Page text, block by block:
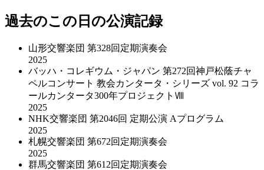
過去のこの日の公演記録
山形交響楽団 第328回定期演奏会
2025
バッハ・コレギウム・ジャパン 第272回神戸松蔭チャ
ペルコンサート 教会カンタータ・シリーズ vol. 92 コラ
ールカンタータ300年プロジェクトⅧ
2025
NHK交響楽団 第2046回 定期公演 Aプログラム
2025
札幌交響楽団 第672回定期演奏会
2025
群馬交響楽団 第612回定期演奏会